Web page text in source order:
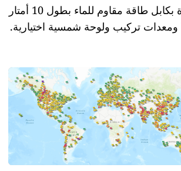
تأتي المحطة مزودة بكابل طاقة مقاوم للماء بطول 10 أمتار